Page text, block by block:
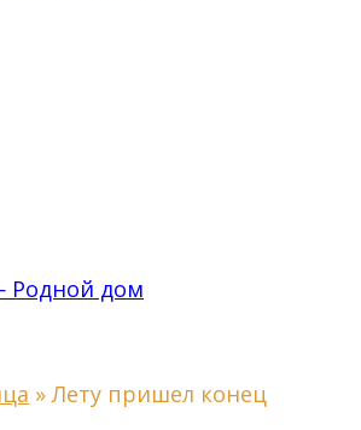
Родной дом
»Лету пришел конец